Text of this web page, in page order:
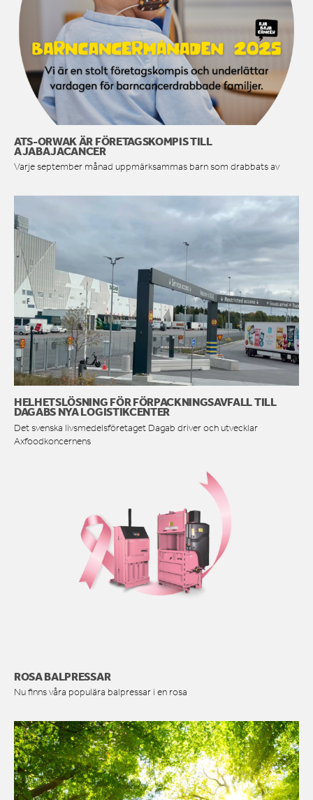
ATS-ORWAK ÄR FÖRETAGSKOMPIS TILL
AJABAJACANCER
Varje september månad uppmärksammas barn som drabbats av
HELHETSLÖSNING FÖR FÖRPACKNINGSAVFALL TILL
DAGABS NYA LOGISTIKCENTER
Det svenska livsmedelsföretaget Dagab driver och utvecklar
Axfoodkoncernens
ROSA BALPRESSAR
Nu finns våra populära balpressar i en rosa